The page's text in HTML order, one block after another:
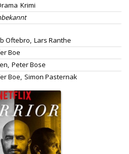
Krimi
Oftebro, Lars Ranthe
Boe
Peter Bose
Boe, Simon Pasternak